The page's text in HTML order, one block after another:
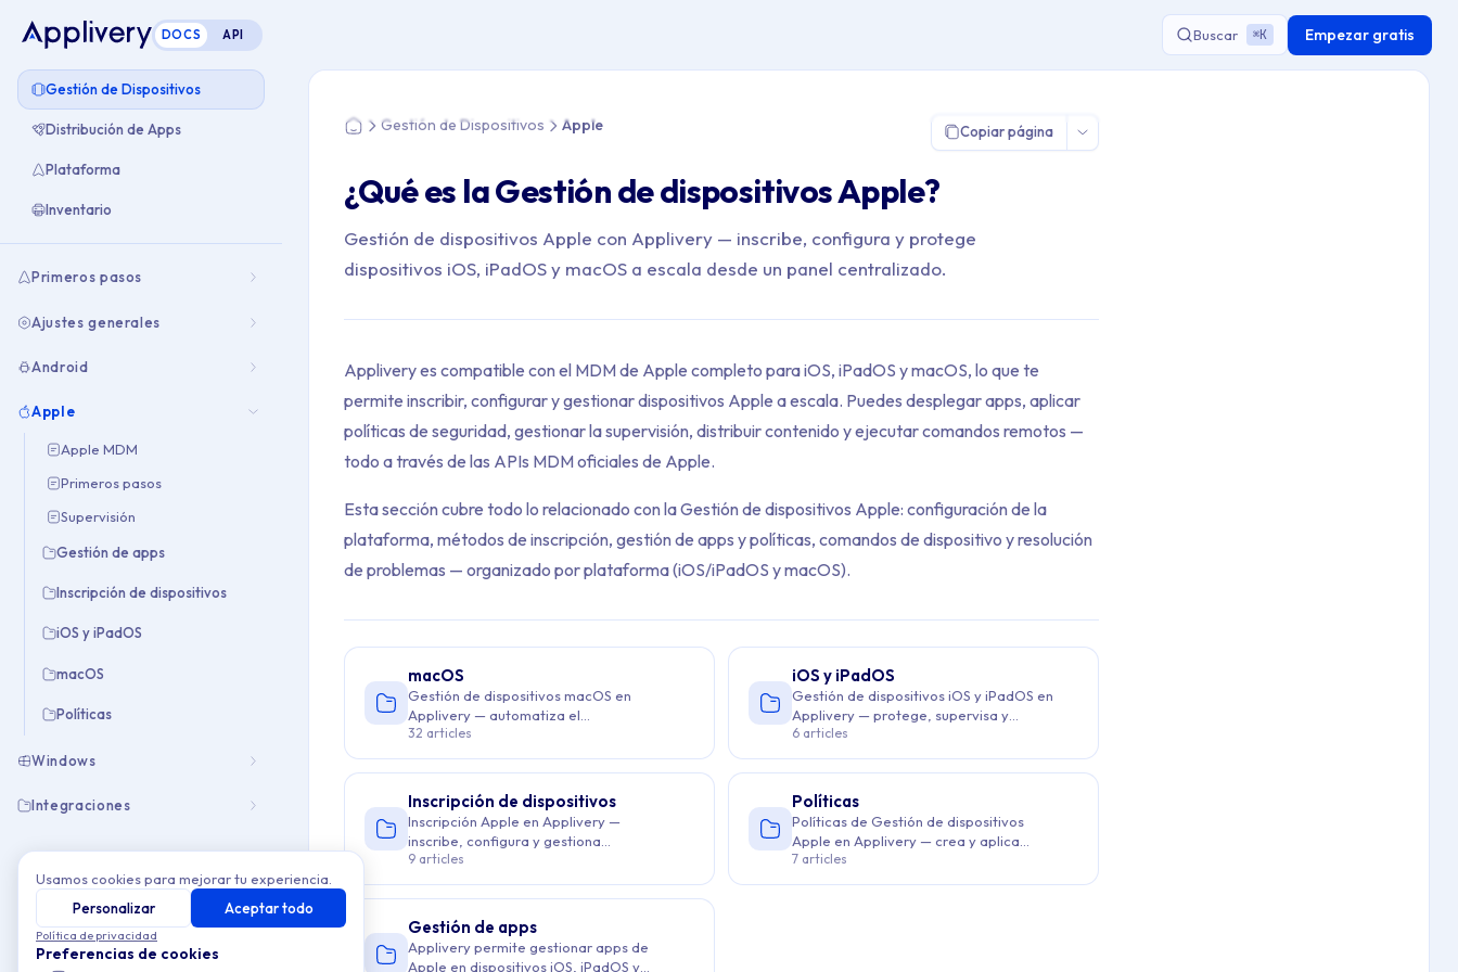
DOCS API
Gestión de Dispositivos
Distribución de Apps
Plataforma
Inventario
Primeros pasos
Ajustes generales
Android
Apple
Apple MDM
Primeros pasos
Supervisión
Gestión de apps
Inscripción de dispositivos
iOS y iPadOS
macOS
Políticas
Windows
Integraciones
Buscar ⌘K Empezar gratis
HomeGestión de Dispositivos Apple Copiar página
¿Qué es la Gestión de dispositivos Apple?
Gestión de dispositivos Apple con Applivery — inscribe, configura y protege
dispositivos iOS, iPadOS y macOS a escala desde un panel centralizado.
Applivery es compatible con el MDM de Apple completo para iOS, iPadOS y macOS, lo que te
permite inscribir, configurar y gestionar dispositivos Apple a escala. Puedes desplegar apps, aplicar
políticas de seguridad, gestionar la supervisión, distribuir contenido y ejecutar comandos remotos —
todo a través de las APIs MDM oficiales de Apple.
Esta sección cubre todo lo relacionado con la Gestión de dispositivos Apple: configuración de la
plataforma, métodos de inscripción, gestión de apps y políticas, comandos de dispositivo y resolución
de problemas — organizado por plataforma (iOS/iPadOS y macOS).
macOS
Gestión de dispositivos macOS en
Applivery — automatiza el
aprovisionamiento, aplica políticas de
escala.
32 articles
iOS y iPadOS
Gestión de dispositivos iOS y iPadOS en
Applivery — protege, supervisa y
administra dispositivos corporativos,
aplicación de políticas.
6 articles
Inscripción de dispositivos
Inscripción Apple en Applivery —
inscribe, configura y gestiona
dispositivos iOS, iPadOS y macOS a
9 articles
Políticas
Políticas de Gestión de dispositivos
Apple en Applivery — crea y aplica
políticas en dispositivos iOS, iPadOS y
7 articles
Gestión de apps
Applivery permite gestionar apps de
Apple en dispositivos iOS, iPadOS y
Archive Contents: Apple
This collection contains 3 articles across 1 sections: Apple.
Topics covered: Apple MDM, Primeros pasos, Supervisión
Article listing:
Apple MDM- Apple MDM con Applivery — visión general de Apple Business, DEP, VPP, supervisión y fundamentos de la gestión de dispositivos
Usamos cookies para mejorar tu experiencia.
Personalizar
Aceptar todo
Política de privacidad
Preferencias de cookies